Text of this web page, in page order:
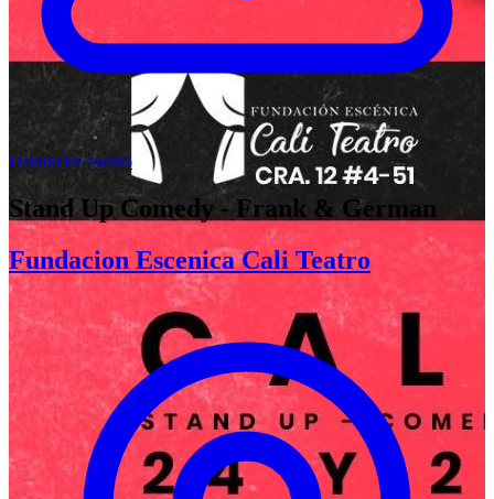
Denunciar evento
Stand Up Comedy - Frank & German
Fundacion Escenica Cali Teatro